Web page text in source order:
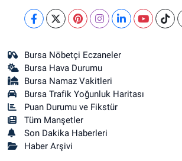
Bursa Nöbetçi Eczaneler
Bursa Hava Durumu
Bursa Namaz Vakitleri
Bursa Trafik Yoğunluk Haritası
Puan Durumu ve Fikstür
Tüm Manşetler
Son Dakika Haberleri
Haber Arşivi